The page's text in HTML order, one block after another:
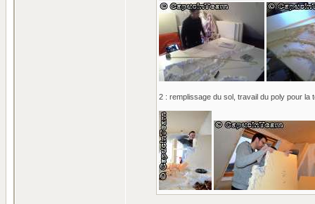
2 : remplissage du sol, travail du poly pour la